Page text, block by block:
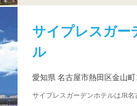
サイプレスガー
ル
愛知県 名古屋市熱田区金山町
サイプレスガーデンホテルはJR